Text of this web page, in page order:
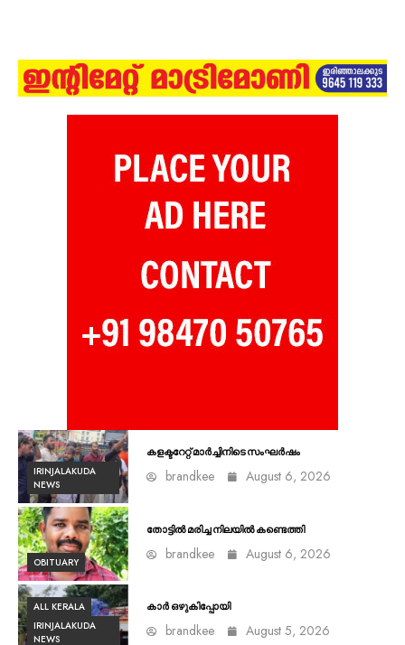
IRINJALAKUDA
NEWS
കളക്ടറേറ്റ് മാർച്ചിനിടെ സംഘർഷം
brandkee August 6, 2026
OBITUARY
തോട്ടിൽ മരിച്ച നിലയിൽ കണ്ടെത്തി
brandkee August 6, 2026
ALL KERALA
IRINJALAKUDA
NEWS
കാർ ഒഴുകിപ്പോയി
brandkee August 5, 2026